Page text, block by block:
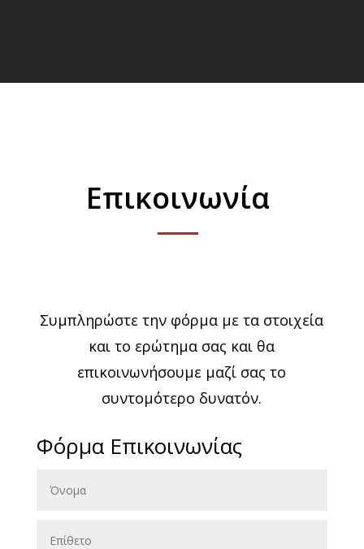
Επικοινωνία
Συμπληρώστε την φόρμα με τα στοιχεία
και το ερώτημα σας και θα
επικοινωνήσουμε μαζί σας το
συντομότερο δυνατόν.
Φόρμα Επικοινωνίας